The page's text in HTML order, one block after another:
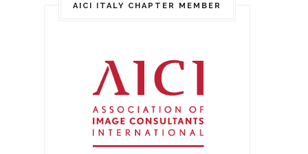
AICI ITALY CHAPTER MEMBER